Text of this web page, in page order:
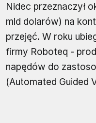
Nidec przeznaczył
mld dolarów) na
przejęć. W roku
firmy Roboteq -
napędów do
(Automated Guided